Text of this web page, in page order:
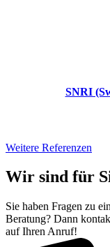
SNRI
Weitere Referenzen
Wir sind für
Sie haben Fragen zu
Beratung? Dann
auf Ihren Anruf!